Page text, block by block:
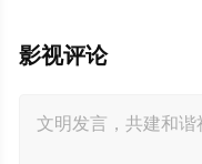
影视评论